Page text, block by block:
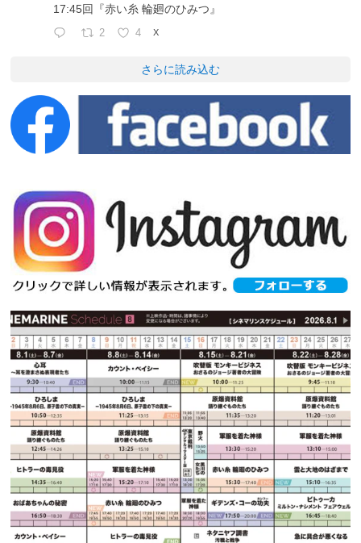
17:45回『赤い糸 輪廻のひみつ』
2 4 X
さらに読み込む